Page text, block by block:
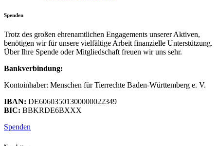
Spenden
Trotz des großen ehrenamtlichen Engagements unserer Aktiven,
benötigen wir für unsere vielfältige Arbeit finanzielle Unterstützung.
Über Ihre Spende oder Mitgliedschaft freuen wir uns sehr.
Bankverbindung:
Kontoinhaber: Menschen für Tierrechte Baden-Württemberg e. V.
IBAN: DE60603501300000022349
BIC: BBKRDE6BXXX
Spenden